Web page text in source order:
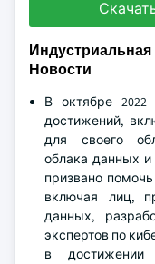
Новости
В октябре
достижений,
для своего
облака данных и
призвано
включая лиц,
данных,
экспертов по
в достижении